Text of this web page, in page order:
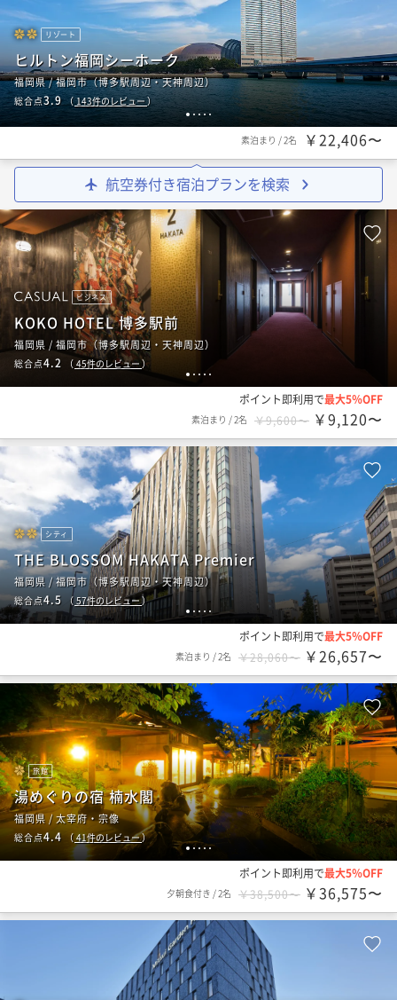
1 2 3 45
リゾート
ヒルトン福岡シーホーク
福岡県 / 福岡市（博多駅周辺・天神周辺）
総合点3.9（143件のレビュー）
素泊まり /2名 ￥22,406〜
航空券付き宿泊プランを検索
1 2 3 4 5
ビジネス
KOKO HOTEL 博多駅前
福岡県 / 福岡市（博多駅周辺・天神周辺）
総合点4.2 （ 45件のレビュー）
ポイント即利用で最大5％OFF
素泊まり /2名 ￥9,600〜 ￥9,120〜
1 2 3 4 5
シティ
THE BLOSSOM HAKATA Premier
福岡県 / 福岡市（博多駅周辺・天神周辺）
総合点4.5 （ 57件のレビュー）
ポイント即利用で最大5％OFF
素泊まり /2名 ￥28,060〜 ￥26,657〜
1 2 3 45
旅館
湯めぐりの宿 楠水閣
福岡県 / 太宰府・宗像
総合点4.4（ 41件のレビュー）
ポイント即利用で最大5％OFF
夕朝食付き /2名 ￥38,500〜 ￥36,575〜